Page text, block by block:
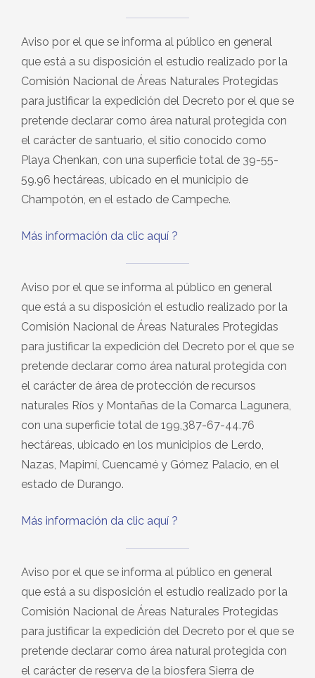
Aviso por el que se informa al público en general
que está a su disposición el estudio realizado por la
Comisión Nacional de Áreas Naturales Protegidas
para justificar la expedición del Decreto por el que se
pretende declarar como área natural protegida con
el carácter de santuario, el sitio conocido como
Playa Chenkan, con una superficie total de 39-55-
59.96 hectáreas, ubicado en el municipio de
Champotón, en el estado de Campeche.
Más información da clic aquí ?
Aviso por el que se informa al público en general
que está a su disposición el estudio realizado por la
Comisión Nacional de Áreas Naturales Protegidas
para justificar la expedición del Decreto por el que se
pretende declarar como área natural protegida con
el carácter de área de protección de recursos
naturales Ríos y Montañas de la Comarca Lagunera,
con una superficie total de 199,387-67-44.76
hectáreas, ubicado en los municipios de Lerdo,
Nazas, Mapimí, Cuencamé y Gómez Palacio, en el
estado de Durango.
Más información da clic aquí ?
Aviso por el que se informa al público en general
que está a su disposición el estudio realizado por la
Comisión Nacional de Áreas Naturales Protegidas
para justificar la expedición del Decreto por el que se
pretende declarar como área natural protegida con
el carácter de reserva de la biosfera Sierra de